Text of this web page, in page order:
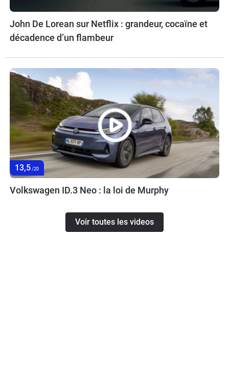
John De Lorean sur Netflix : grandeur, cocaïne et
décadence d’un flambeur
13,5 /20
Volkswagen ID.3 Neo : la loi de Murphy
Voir toutes les videos